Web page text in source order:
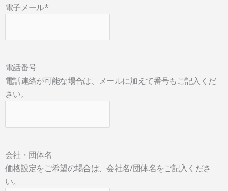
電子メール*
電話番号
電話連絡が可能な場合は、メールに加えて番号もご記入くだ
さい。
会社・団体名
価格設定をご希望の場合は、会社名/団体名をご記入くださ
い。